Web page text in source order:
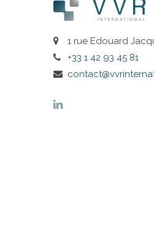
1 rue Edouard
+33 1 42 93 45 81